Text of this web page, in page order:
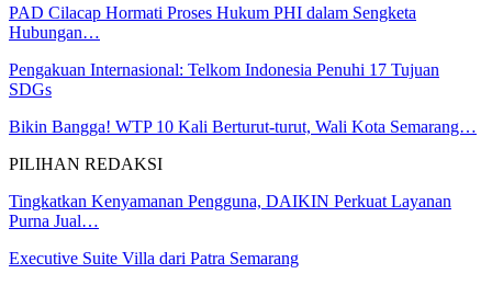
PAD Cilacap Hormati Proses Hukum PHI dalam Sengketa
Hubungan…
Pengakuan Internasional: Telkom Indonesia Penuhi 17 Tujuan
SDGs
Bikin Bangga! WTP 10 Kali Berturut-turut, Wali Kota Semarang…
PILIHAN REDAKSI
Tingkatkan Kenyamanan Pengguna, DAIKIN Perkuat Layanan
Purna Jual…
Executive Suite Villa dari Patra Semarang